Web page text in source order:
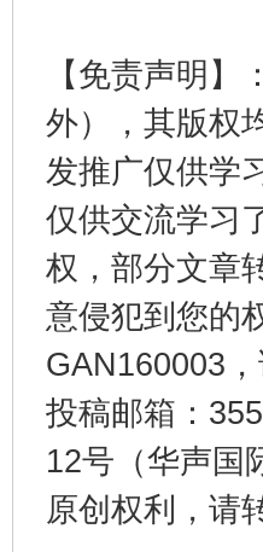
【免责声明
外），其版权
发推广仅供学
仅供交流学习
权，部分文章
意侵犯到您的
GAN160003
投稿邮箱：
12号（华声国
原创权利，请
受贿1.44亿！段成刚
全民健身五年计划来了